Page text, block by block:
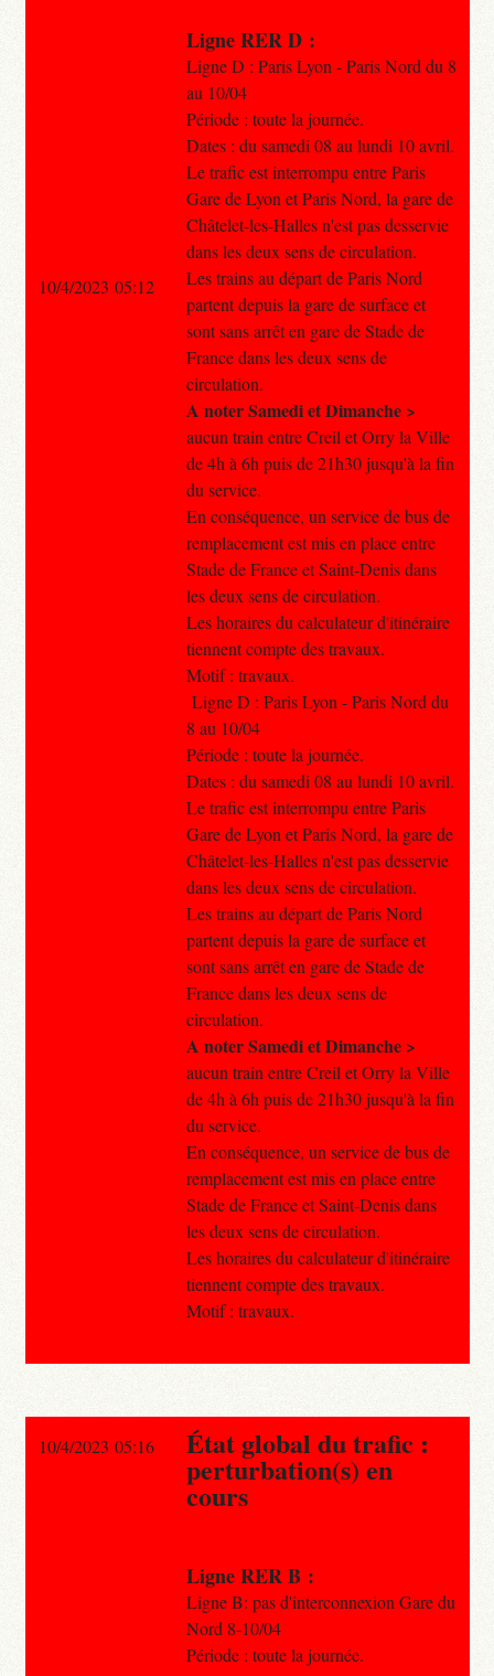
Ligne RER D :
Ligne D : Paris Lyon - Paris Nord du 8
au 10/04
Période : toute la journée.
Dates : du samedi 08 au lundi 10 avril.
Le trafic est interrompu entre Paris
Gare de Lyon et Paris Nord, la gare de
Châtelet-les-Halles n'est pas desservie
dans les deux sens de circulation.
Les trains au départ de Paris Nord
partent depuis la gare de surface et
sont sans arrêt en gare de Stade de
France dans les deux sens de
circulation.
A noter Samedi et Dimanche >
aucun train entre Creil et Orry la Ville
de 4h à 6h puis de 21h30 jusqu'à la fin
du service.
En conséquence, un service de bus de
remplacement est mis en place entre
Stade de France et Saint-Denis dans
les deux sens de circulation.
Les horaires du calculateur d'itinéraire
tiennent compte des travaux.
Motif : travaux.
Ligne D : Paris Lyon - Paris Nord du
8 au 10/04
Période : toute la journée.
Dates : du samedi 08 au lundi 10 avril.
Le trafic est interrompu entre Paris
Gare de Lyon et Paris Nord, la gare de
Châtelet-les-Halles n'est pas desservie
dans les deux sens de circulation.
Les trains au départ de Paris Nord
partent depuis la gare de surface et
sont sans arrêt en gare de Stade de
France dans les deux sens de
circulation.
A noter Samedi et Dimanche >
aucun train entre Creil et Orry la Ville
de 4h à 6h puis de 21h30 jusqu'à la fin
du service.
En conséquence, un service de bus de
remplacement est mis en place entre
Stade de France et Saint-Denis dans
les deux sens de circulation.
Les horaires du calculateur d'itinéraire
tiennent compte des travaux.
Motif : travaux.
10/4/2023 05:12
10/4/2023 05:16 État global du trafic :
perturbation(s) en
cours
Ligne RER B :
Ligne B: pas d'interconnexion Gare du
Nord 8-10/04
Période : toute la journée.